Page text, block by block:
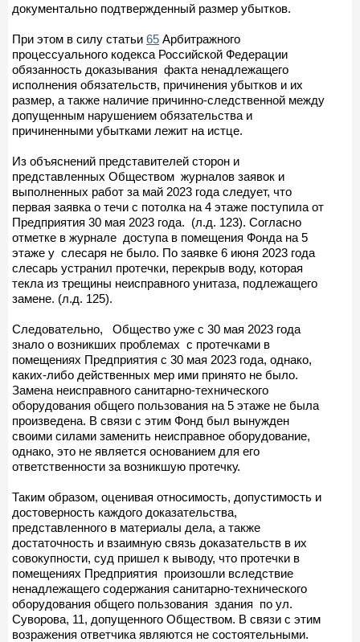
документально подтвержденный размер убытков.
При этом в силу статьи 65 Арбитражного
процессуального кодекса Российской Федерации
обязанность доказывания факта ненадлежащего
исполнения обязательств, причинения убытков и их
размер, а также наличие причинно-следственной между
допущенным нарушением обязательства и
причиненными убытками лежит на истце.
Из объяснений представителей сторон и
представленных Обществом журналов заявок и
выполненных работ за май 2023 года следует, что
первая заявка о течи с потолка на 4 этаже поступила от
Предприятия 30 мая 2023 года. (л.д. 123). Согласно
отметке в журнале доступа в помещения Фонда на 5
этаже у слесаря не было. По заявке 6 июня 2023 года
слесарь устранил протечки, перекрыв воду, которая
текла из трещины неисправного унитаза, подлежащего
замене. (л.д. 125).
Следовательно, Общество уже с 30 мая 2023 года
знало о возникших проблемах с протечками в
помещениях Предприятия с 30 мая 2023 года, однако,
каких-либо действенных мер ими принято не было.
Замена неисправного санитарно-технического
оборудования общего пользования на 5 этаже не была
произведена. В связи с этим Фонд был вынужден
своими силами заменить неисправное оборудование,
однако, это не является основанием для его
ответственности за возникшую протечку.
Таким образом, оценивая относимость, допустимость и
достоверность каждого доказательства,
представленного в материалы дела, а также
достаточность и взаимную связь доказательств в их
совокупности, суд пришел к выводу, что протечки в
помещениях Предприятия произошли вследствие
ненадлежащего содержания санитарно-технического
оборудования общего пользования здания по ул.
Суворова, 11, допущенного Обществом. В связи с этим
возражения ответчика являются не состоятельными.